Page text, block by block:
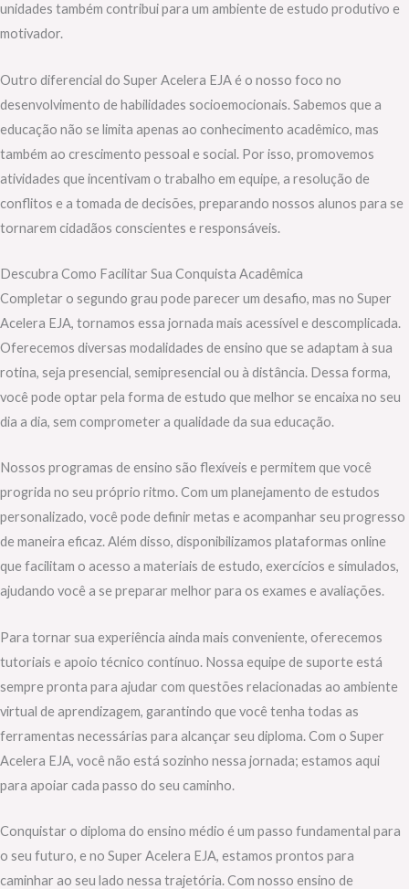
unidades também contribui para um ambiente de estudo produtivo e
motivador.
Outro diferencial do Super Acelera EJA é o nosso foco no
desenvolvimento de habilidades socioemocionais. Sabemos que a
educação não se limita apenas ao conhecimento acadêmico, mas
também ao crescimento pessoal e social. Por isso, promovemos
atividades que incentivam o trabalho em equipe, a resolução de
conflitos e a tomada de decisões, preparando nossos alunos para se
tornarem cidadãos conscientes e responsáveis.
Descubra Como Facilitar Sua Conquista Acadêmica
Completar o segundo grau pode parecer um desafio, mas no Super
Acelera EJA, tornamos essa jornada mais acessível e descomplicada.
Oferecemos diversas modalidades de ensino que se adaptam à sua
rotina, seja presencial, semipresencial ou à distância. Dessa forma,
você pode optar pela forma de estudo que melhor se encaixa no seu
dia a dia, sem comprometer a qualidade da sua educação.
Nossos programas de ensino são flexíveis e permitem que você
progrida no seu próprio ritmo. Com um planejamento de estudos
personalizado, você pode definir metas e acompanhar seu progresso
de maneira eficaz. Além disso, disponibilizamos plataformas online
que facilitam o acesso a materiais de estudo, exercícios e simulados,
ajudando você a se preparar melhor para os exames e avaliações.
Para tornar sua experiência ainda mais conveniente, oferecemos
tutoriais e apoio técnico contínuo. Nossa equipe de suporte está
sempre pronta para ajudar com questões relacionadas ao ambiente
virtual de aprendizagem, garantindo que você tenha todas as
ferramentas necessárias para alcançar seu diploma. Com o Super
Acelera EJA, você não está sozinho nessa jornada; estamos aqui
para apoiar cada passo do seu caminho.
Conquistar o diploma do ensino médio é um passo fundamental para
o seu futuro, e no Super Acelera EJA, estamos prontos para
caminhar ao seu lado nessa trajetória. Com nosso ensino de